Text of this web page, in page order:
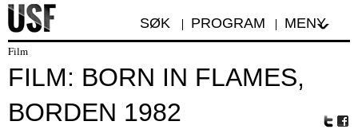
SØK PROGRAM MENY
Film
FILM: BORN IN FLAMES,
BORDEN 1982